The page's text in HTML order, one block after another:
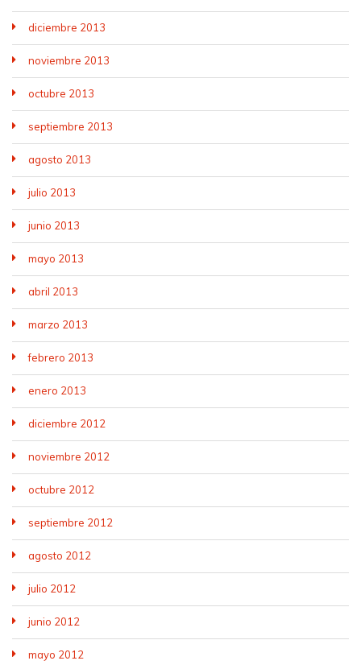
diciembre 2013
noviembre 2013
octubre 2013
septiembre 2013
agosto 2013
julio 2013
junio 2013
mayo 2013
abril 2013
marzo 2013
febrero 2013
enero 2013
diciembre 2012
noviembre 2012
octubre 2012
septiembre 2012
agosto 2012
julio 2012
junio 2012
mayo 2012